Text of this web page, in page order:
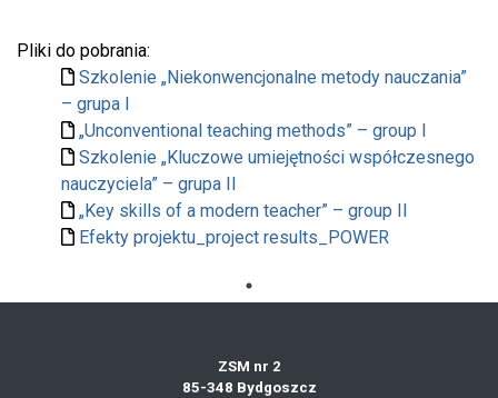
Pliki do pobrania:
Szkolenie „Niekonwencjonalne metody nauczania”
– grupa I
„Unconventional teaching methods” – group I
Szkolenie „Kluczowe umiejętności współczesnego
nauczyciela” – grupa II
„Key skills of a modern teacher” – group II
Efekty projektu_project results_POWER
ZSM nr 2
85-348 Bydgoszcz